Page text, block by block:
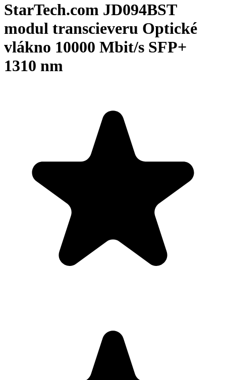
StarTech.com JD094BST
modul transcieveru Optické
vlákno 10000 Mbit/s SFP+
1310 nm